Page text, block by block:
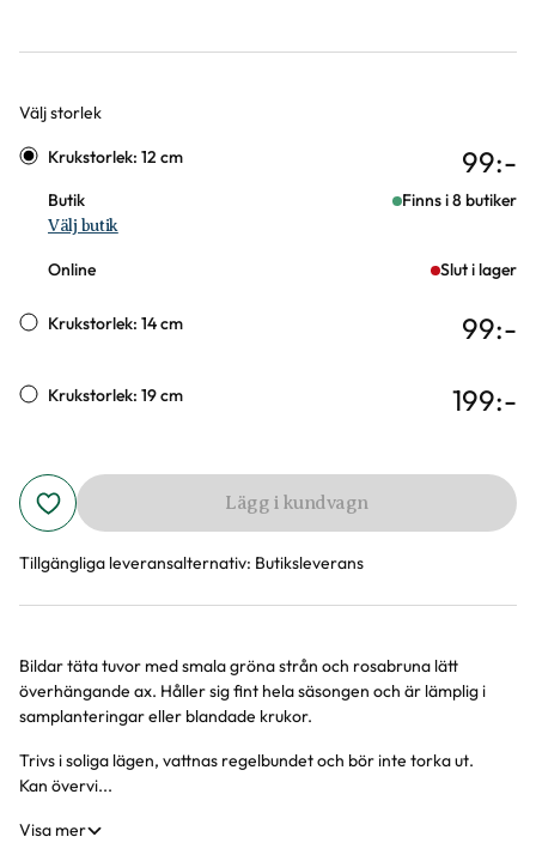
Välj storlek
Varianter
Krukstorlek: 12 cm 99:-
Butik Finns i 8 butiker
Välj butik
Online Slut i lager
Krukstorlek: 14 cm 99:-
Krukstorlek: 19 cm 199:-
Lägg i kundvagn
Tillgängliga leveransalternativ: Butiksleverans
Produktinformation
Bildar täta tuvor med smala gröna strån och rosabruna lätt
överhängande ax. Håller sig fint hela säsongen och är lämplig i
samplanteringar eller blandade krukor.
Trivs i soliga lägen, vattnas regelbundet och bör inte torka ut.
Kan övervi...
Visa mer